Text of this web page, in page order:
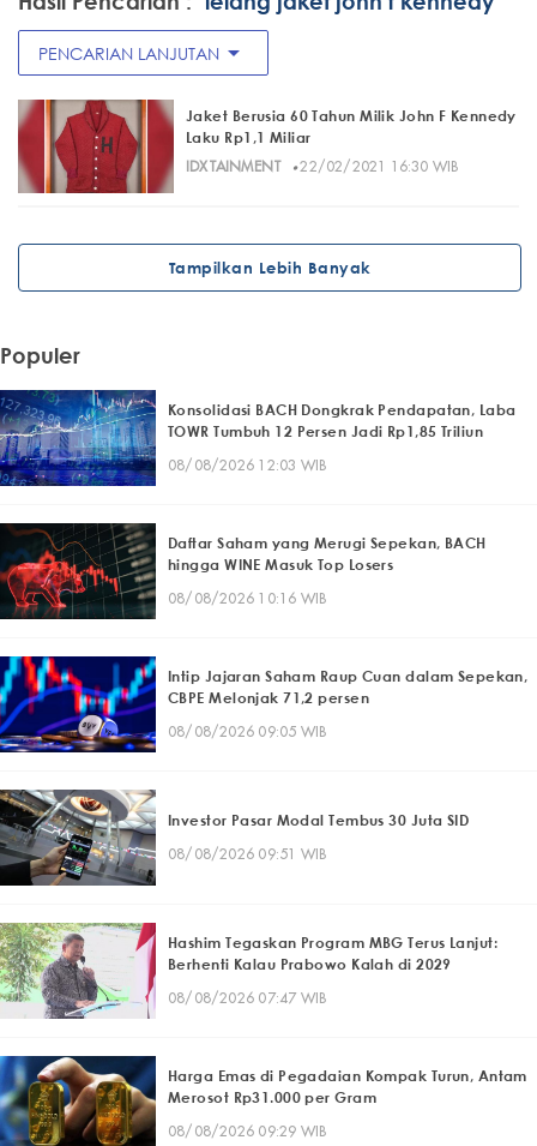
PENCARIAN LANJUTAN arrow_drop_down
Jaket Berusia 60 Tahun Milik John F Kennedy
Laku Rp1,1 Miliar
IDXTAINMENT
· 22/02/2021 16:30 WIB
Tampilkan Lebih Banyak
Populer
Konsolidasi BACH Dongkrak Pendapatan, Laba
TOWR Tumbuh 12 Persen Jadi Rp1,85 Triliun
08/08/2026 12:03 WIB
Daftar Saham yang Merugi Sepekan, BACH
hingga WINE Masuk Top Losers
08/08/2026 10:16 WIB
Intip Jajaran Saham Raup Cuan dalam Sepekan,
CBPE Melonjak 71,2 persen
08/08/2026 09:05 WIB
Investor Pasar Modal Tembus 30 Juta SID
08/08/2026 09:51 WIB
Hashim Tegaskan Program MBG Terus Lanjut:
Berhenti Kalau Prabowo Kalah di 2029
08/08/2026 07:47 WIB
Harga Emas di Pegadaian Kompak Turun, Antam
Merosot Rp31.000 per Gram
08/08/2026 09:29 WIB